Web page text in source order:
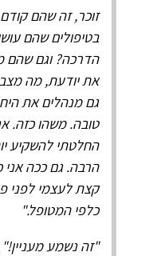
זוכר, זה שהם
בטיפולים שהם
הדרכה? וגם שהם
את יודעת, מה
גם מנהלים את
טובה. משהו כזה.
החלטתי להשקיע
הרבה. גם ככה אני
קצת לעצמי לפני
כלפי המטופל."
"זה נשמע